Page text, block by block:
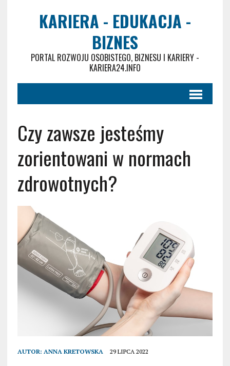
KARIERA - EDUKACJA -
BIZNES
PORTAL ROZWOJU OSOBISTEGO, BIZNESU I KARIERY -
KARIERA24.INFO
Czy zawsze jesteśmy
zorientowani w normach
zdrowotnych?
AUTOR: ANNA KRETOWSKA 29 LIPCA 2022